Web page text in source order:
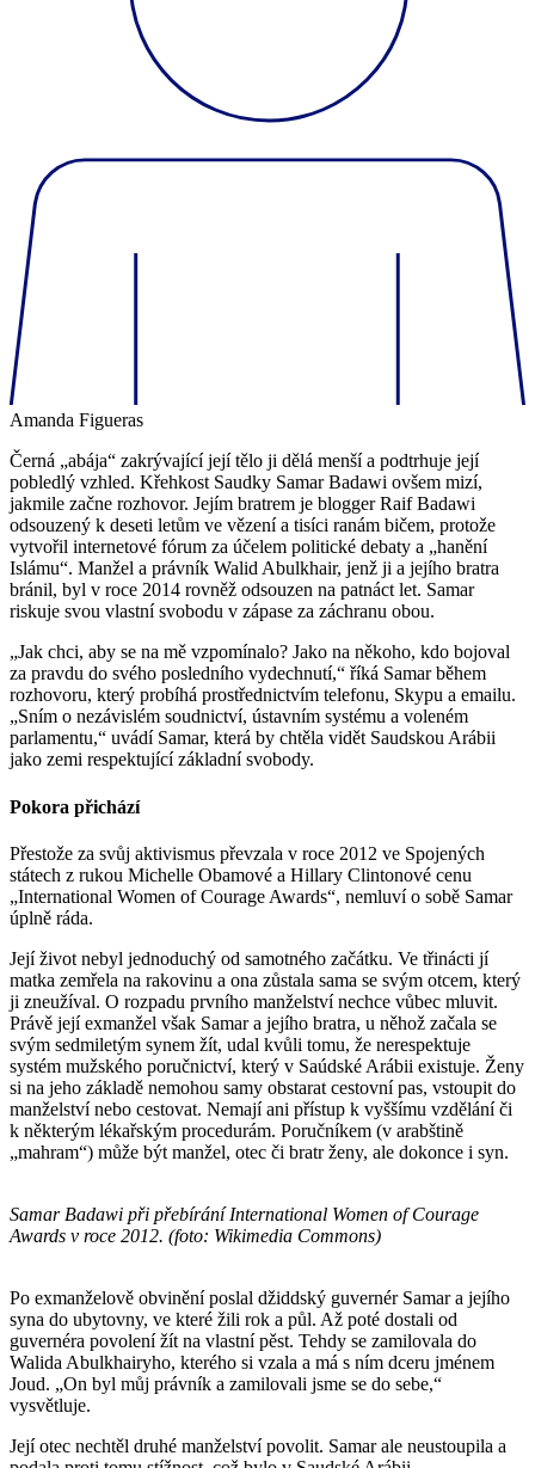
Amanda Figueras
Černá „abája“ zakrývající její tělo ji dělá menší a podtrhuje její
pobledlý vzhled. Křehkost Saudky Samar Badawi ovšem mizí,
jakmile začne rozhovor. Jejím bratrem je blogger Raif Badawi
odsouzený k deseti letům ve vězení a tisíci ranám bičem, protože
vytvořil internetové fórum za účelem politické debaty a „hanění
Islámu“. Manžel a právník Walid Abulkhair, jenž ji a jejího bratra
bránil, byl v roce 2014 rovněž odsouzen na patnáct let. Samar
riskuje svou vlastní svobodu v zápase za záchranu obou.
„Jak chci, aby se na mě vzpomínalo? Jako na někoho, kdo bojoval
za pravdu do svého posledního vydechnutí,“ říká Samar během
rozhovoru, který probíhá prostřednictvím telefonu, Skypu a emailu.
„Sním o nezávislém soudnictví, ústavním systému a voleném
parlamentu,“ uvádí Samar, která by chtěla vidět Saudskou Arábii
jako zemi respektující základní svobody.
Pokora přichází
Přestože za svůj aktivismus převzala v roce 2012 ve Spojených
státech z rukou Michelle Obamové a Hillary Clintonové cenu
„International Women of Courage Awards“, nemluví o sobě Samar
úplně ráda.
Její život nebyl jednoduchý od samotného začátku. Ve třinácti jí
matka zemřela na rakovinu a ona zůstala sama se svým otcem, který
ji zneužíval. O rozpadu prvního manželství nechce vůbec mluvit.
Právě její exmanžel však Samar a jejího bratra, u něhož začala se
svým sedmiletým synem žít, udal kvůli tomu, že nerespektuje
systém mužského poručnictví, který v Saúdské Arábii existuje. Ženy
si na jeho základě nemohou samy obstarat cestovní pas, vstoupit do
manželství nebo cestovat. Nemají ani přístup k vyššímu vzdělání či
k některým lékařským procedurám. Poručníkem (v arabštině
„mahram“) může být manžel, otec či bratr ženy, ale dokonce i syn.
Samar Badawi při přebírání International Women of Courage
Awards v roce 2012. (foto: Wikimedia Commons)
Po exmanželově obvinění poslal džiddský guvernér Samar a jejího
syna do ubytovny, ve které žili rok a půl. Až poté dostali od
guvernéra povolení žít na vlastní pěst. Tehdy se zamilovala do
Walida Abulkhairyho, kterého si vzala a má s ním dceru jménem
Joud. „On byl můj právník a zamilovali jsme se do sebe,“
vysvětluje.
Její otec nechtěl druhé manželství povolit. Samar ale neustoupila a